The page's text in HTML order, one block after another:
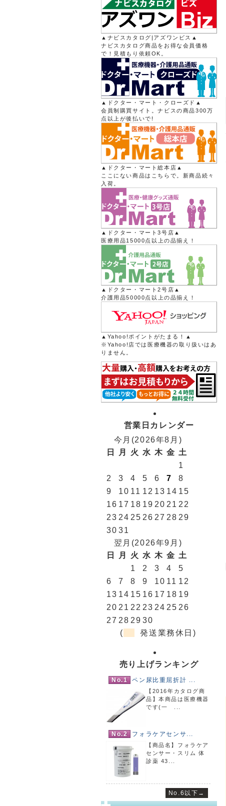
▲ナビスカタログ|アズワンビス▲
ナビスカタログ商品をお得な会員価格
で！見積もり依頼OK。
▲ドクター・マート・クローズド▲
会員制購買サイト。ナビスの商品300万
点以上が後払いで!
▲ドクター・マート総本店▲
ここにない商品はこちらで。新商品続々
入荷。
▲ドクター・マート3号店▲
医療用品15000点以上の品揃え！
▲ドクター・マート2号店▲
介護用品50000点以上の品揃え！
▲Yahoo!ポイントがたまる！▲
※Yahoo!店では医療機器の取り扱いはあ
りません。
営業日カレンダー
今月(2026年8月)
日
月 火 水 木 金 土
1
2
3 4 5 6 7
8
9
10 11 12 13 14 15
16 17 18 19 20 21 22
23 24 25 26 27 28 29
30 31
翌月(2026年9月)
日
月 火 水 木 金 土
1
2 3 4
5
6
7 8 9 10 11 12
13 14 15 16 17 18 19
20 21 22 23 24 25 26
27 28 29 30
(
発送業務休日)
売り上げランキング
No.1 ペン尿比重屈折計 ...
【2016年カタログ商
品】本商品は医療機器
です(一 ...
No.2 フォラケアセンサ...
【商品名】フォラケア
センサー・スリム 体
診薬 43...
No.6以下→